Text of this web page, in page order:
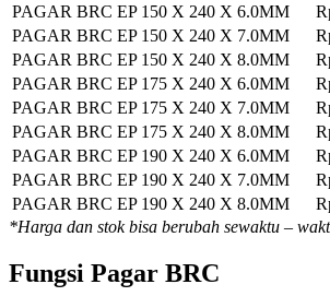
PAGAR BRC EP 150 X 240 X 6.0MM
PAGAR BRC EP 150 X 240 X 7.0MM
PAGAR BRC EP 150 X 240 X 8.0MM
PAGAR BRC EP 175 X 240 X 6.0MM
PAGAR BRC EP 175 X 240 X 7.0MM
PAGAR BRC EP 175 X 240 X 8.0MM
PAGAR BRC EP 190 X 240 X 6.0MM
PAGAR BRC EP 190 X 240 X 7.0MM
PAGAR BRC EP 190 X 240 X 8.0MM
*Harga dan stok bisa berubah sewaktu –
Fungsi Pagar BRC